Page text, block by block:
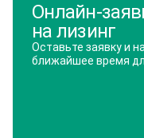
Онлайн-
на лизинг
Оставьте заявку и
ближайшее время